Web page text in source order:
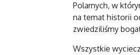
Polarnych, w
na temat historii
zwiedziliśmy
Wszystkie